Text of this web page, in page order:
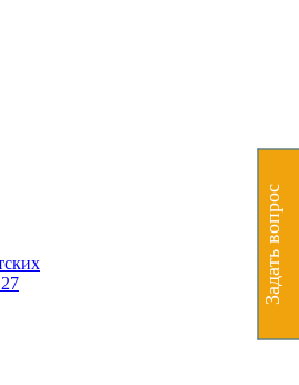
Задать вопрос